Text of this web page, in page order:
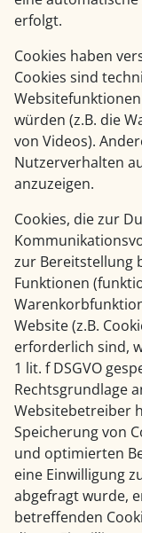
erfolgt.
Cookies haben
Cookies sind
würden (z.B. die
von Videos).
Nutzerverhalten
anzuzeigen.
Cookies, die zur
zur Bereitstellung
Funktionen
Website (z.B.
erforderlich sind,
1 lit. f DSGVO
Rechtsgrundlage
Websitebetreiber
Speicherung von
und optimierten
eine Einwilligung
abgefragt wurde,
betreffenden